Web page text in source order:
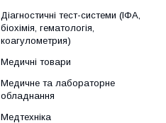
Діагностичні тест-системи (ІФА,
біохімія, гематологія,
коагулометрия)
Медичні товари
Медичне та лабораторне
обладнання
Медтехніка